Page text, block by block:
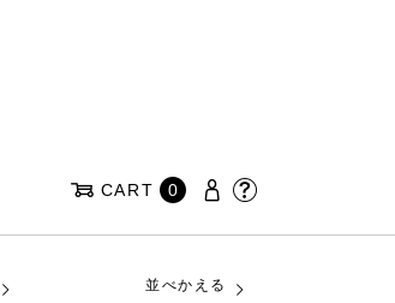
CART 0
並べかえる